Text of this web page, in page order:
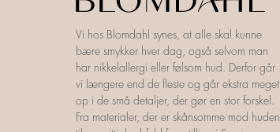
Vi hos Blomdahl synes, at alle skal kunne
bære smykker hver dag, også selvom man
har nikkelallergi eller følsom hud. Derfor går
vi længere end de fleste og går ekstra meget
op i de små detaljer, der gør en stor forskel.
Fra materialer, der er skånsomme mod huden